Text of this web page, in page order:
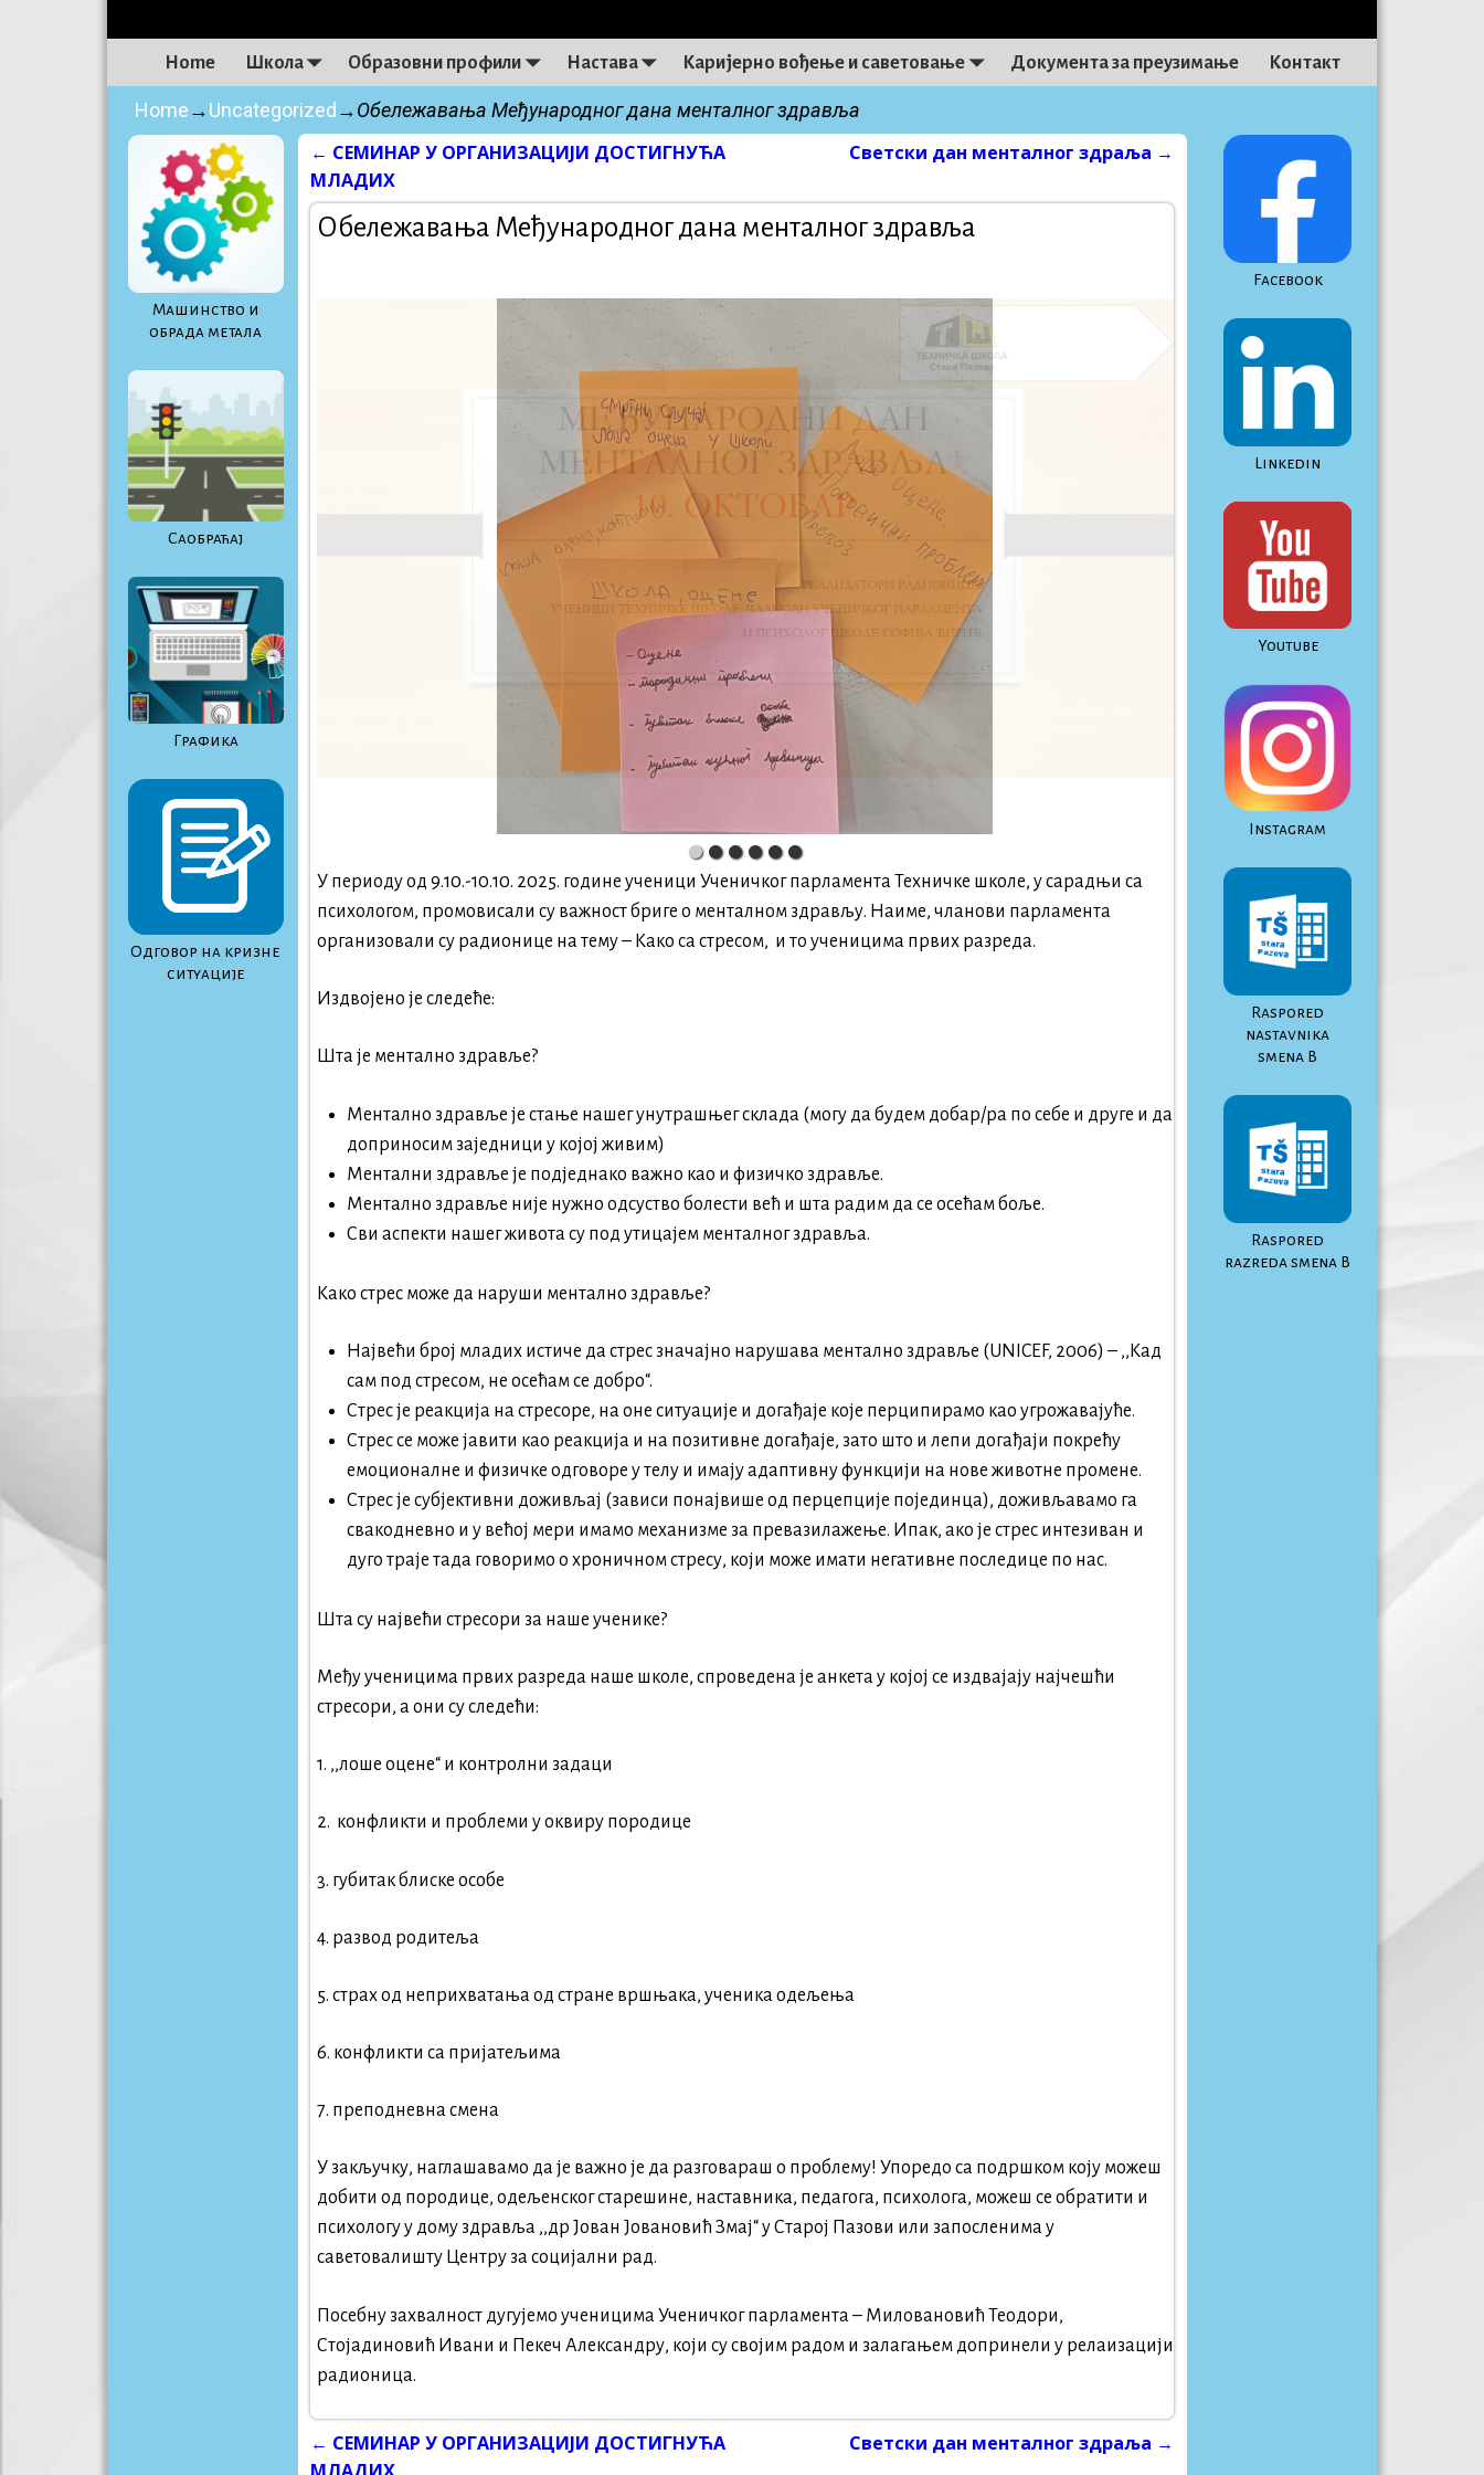
Home Школа Образовни профили Настава Каријерно вођење и саветовање Документа за преузимање Контакт
Home→Uncategorized →Обележавања Међународног дана менталног здравља
Post navigation
← СЕМИНАР У ОРГАНИЗАЦИЈИ ДОСТИГНУЋА
МЛАДИХ
Светски дан менталног здраља →
Обележавања Међународног дана менталног здравља
У периоду од 9.10.-10.10. 2025. године ученици Ученичког парламентa Техничке школе, у сарадњи са
психологом, промовисали су важност бриге о менталном здрављу. Наиме, чланови парламента
организовали су радионице на тему – Како са стресом, и то ученицима првих разреда.
Издвојено је следеће:
Шта је ментално здравље?
Ментално здравље је стање нашег унутрашњег склада (могу да будем добар/ра по себе и друге и да
доприносим заједници у којој живим)
Ментални здравље је подједнако важно као и физичко здравље.
Ментално здравље није нужно одсуство болести већ и шта радим да се осећам боље.
Сви аспекти нашег живота су под утицајем менталног здравља.
Како стрес може да наруши ментално здравље?
Највећи број младих истиче да стрес значајно нарушава ментално здравље (UNICEF, 2006) – ,,Кад
сам под стресом, не осећам се добро“.
Стрес је реакција на стресоре, на оне ситуације и догађаје којe перципирамо као угрожавајуће.
Стрес се може јавити као реакција и на позитивне догађаје, зато што и лепи догађаји покрећу
емоционалне и физичке одговоре у телу и имају адаптивну функцији на нове животне промене.
Стрес је субјективни доживљај (зависи понајвише од перцепције појединца), доживљавамо га
свакодневно и у већој мери имамо механизме за превазилажење. Ипак, ако је стрес интезиван и
дуго траје тада говоримо о хроничном стресу, који може имати негативне последице по нас.
Шта су највећи стресори за наше ученике?
Међу ученицима првих разреда наше школе, спроведена је анкета у којој се издвајају најчешћи
стресори, а они су следећи:
1. ,,лоше оцене“ и контролни задаци
2. конфликти и проблеми у оквиру породице
3. губитак блиске особе
4. развод родитеља
5. страх од неприхватања од стране вршњака, ученика одељења
6. конфликти са пријатељима
7. преподневна смена
У закључку, наглашавамо да је важно је да разговараш о проблему! Упоредо са подршком коју можеш
добити од породице, одељенског старешине, наставника, педагога, психолога, можеш се обратити и
психологу у дому здравља ,,др Јован Јовановић Змај“ у Старој Пазови или запосленима у
саветовалишту Центру за социјални рад.
Посебну захвалност дугујемо ученицима Ученичког парламента – Миловановић Теодори,
Стојадиновић Ивани и Пекеч Александру, који су својим радом и залагањем допринели у релаизацији
радионица.
← СЕМИНАР У ОРГАНИЗАЦИЈИ ДОСТИГНУЋА
Светски дан менталног здраља →
Maшинство и
обрада метала
Саобраћај
Графика
Одговор на кризне
ситуације
Facebook
Linkedin
Youtube
Instagram
Raspored
nastavnika
smena B
Raspored
razreda smena B